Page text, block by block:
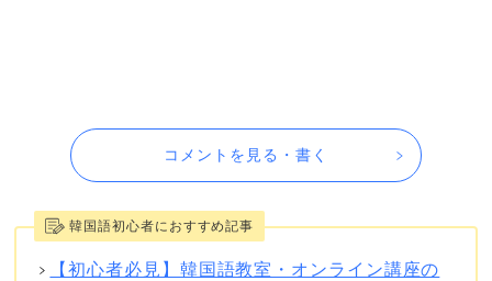
コメントを見る・書く
韓国語初心者におすすめ記事
【初心者必見】韓国語教室・オンライン講座の